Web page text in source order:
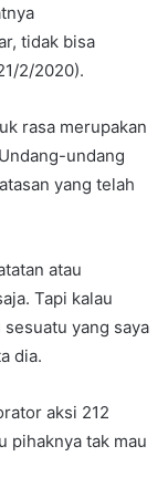
tidak bisa
2/2020).
rasa merupakan
undang
yang telah
atau
Tapi kalau
yang saya
dia.
aksi 212
pihaknya tak mau